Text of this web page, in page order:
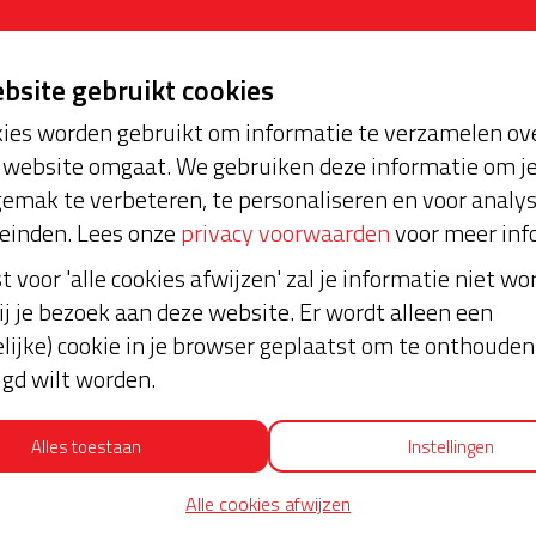
bijna en moet
blijft. Help je mee?
Laatste
€ 5
30-09-2023 | 21:27
€ 5
Anoniem
gebruikt cookies
worden gebruikt om informatie te verzamelen
omgaat. We gebruiken deze informatie om je
te verbeteren, te personaliseren en voor
Lees onzeprivacy voorwaardenvoor meer
voor 'alle cookies afwijzen' zal je informatie niet
je bezoek aan deze website. Er wordt alleen een
cookie in je browser geplaatst om te
wilt worden.
Alles toestaan Instellingen
Alle cookies afwijzen